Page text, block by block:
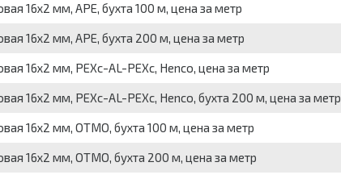
16x2 мм, APE, бухта 100 м, цена за метр
16x2 мм, APE, бухта 200 м, цена за метр
16x2 мм, PEXc-AL-PEXc, Henco, цена за метр
16x2 мм, PEXc-AL-PEXc, Henco, бухта 200 м, цена за метр
16x2 мм, OTMO, бухта 100 м, цена за метр
16x2 мм, OTMO, бухта 200 м, цена за метр